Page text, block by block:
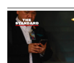
ปัจจุบัน จนทำให้ยอ
ของยอดขายรวม แ
แนะรัฐสื่อสารชั
ระวัง-ติดตามใกล้ชิ